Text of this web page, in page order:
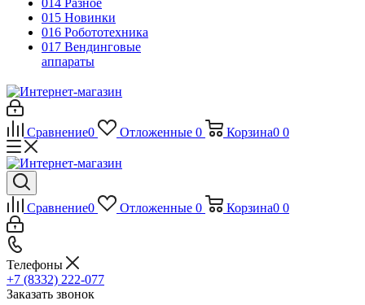
014 Разное
015 Новинки
016 Робототехника
017 Вендинговые
аппараты
Сравнение0 Отложенные 0 Корзина0 0
Сравнение0 Отложенные 0 Корзина0 0
Телефоны
+7 (8332) 222-077
Заказать звонок